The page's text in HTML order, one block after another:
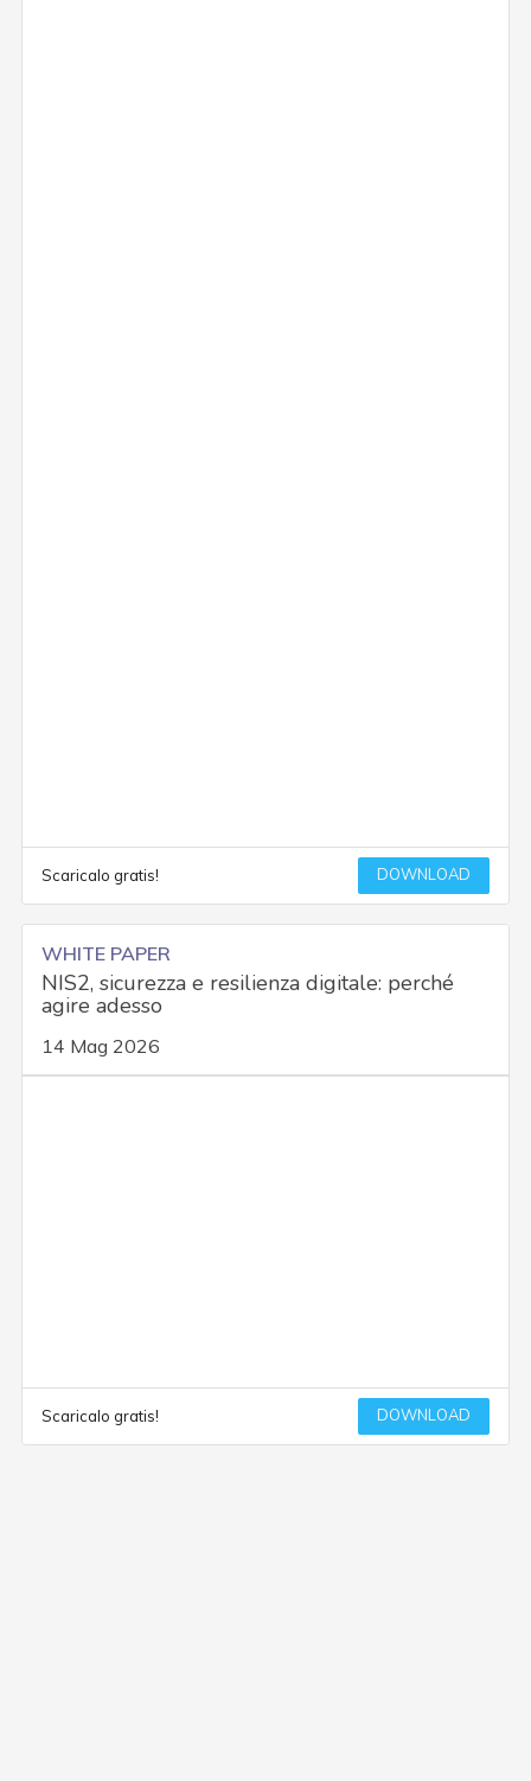
Scaricalo gratis! DOWNLOAD
WHITE PAPER
NIS2, sicurezza e resilienza digitale: perché
agire adesso
14 Mag 2026
Scaricalo gratis! DOWNLOAD